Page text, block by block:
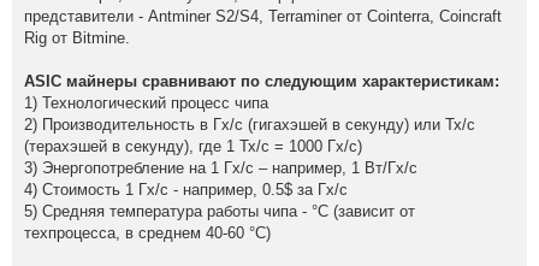
представители - Antminer S2/S4, Terraminer от Cointerra, Coincraft
Rig от Bitmine.
ASIC майнеры сравнивают по следующим характеристикам:
1) Технологический процесс чипа
2) Производительность в Гх/с (гигахэшей в секунду) или Тх/с
(терахэшей в секунду), где 1 Тх/с = 1000 Гх/с)
3) Энергопотребление на 1 Гх/с – например, 1 Вт/Гх/с
4) Стоимость 1 Гх/с - например, 0.5$ за Гх/с
5) Средняя температура работы чипа - °C (зависит от
техпроцесса, в среднем 40-60 °C)